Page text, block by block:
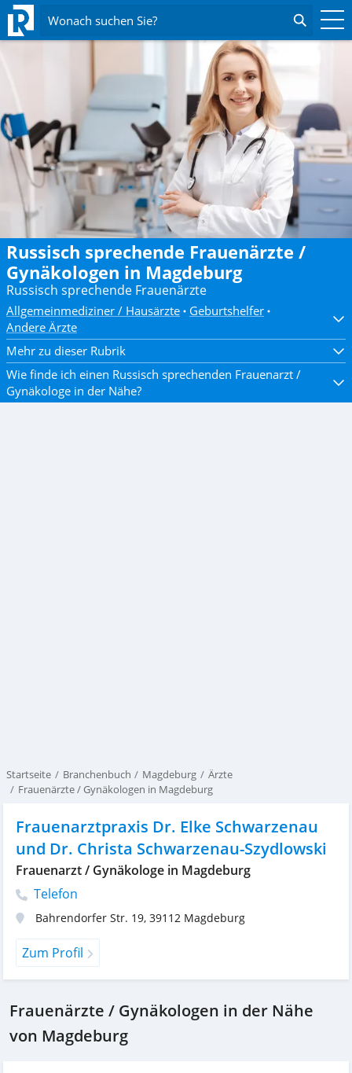
Wonach suchen Sie?
Russisch sprechende Frauenärzte /
Gynäkologen in Magdeburg
Russisch sprechende Frauenärzte
Allgemeinmediziner / Hausärzte
Geburtshelfer
Andere Ärzte
Mehr zu dieser Rubrik
Wie finde ich einen Russisch sprechenden Frauenarzt /
Gynäkologe in der Nähe?
Startseite Branchenbuch Magdeburg
Ärzte
Frauenärzte / Gynäkologen in Magdeburg
Frauenarztpraxis Dr. Elke Schwarzenau
und Dr. Christa Schwarzenau-Szydlowski
Frauenarzt / Gynäkologe in Magdeburg
Telefon
Bahrendorfer Str. 19, 39112 Magdeburg
Zum Profil
Frauenärzte / Gynäkologen in der Nähe
von Magdeburg